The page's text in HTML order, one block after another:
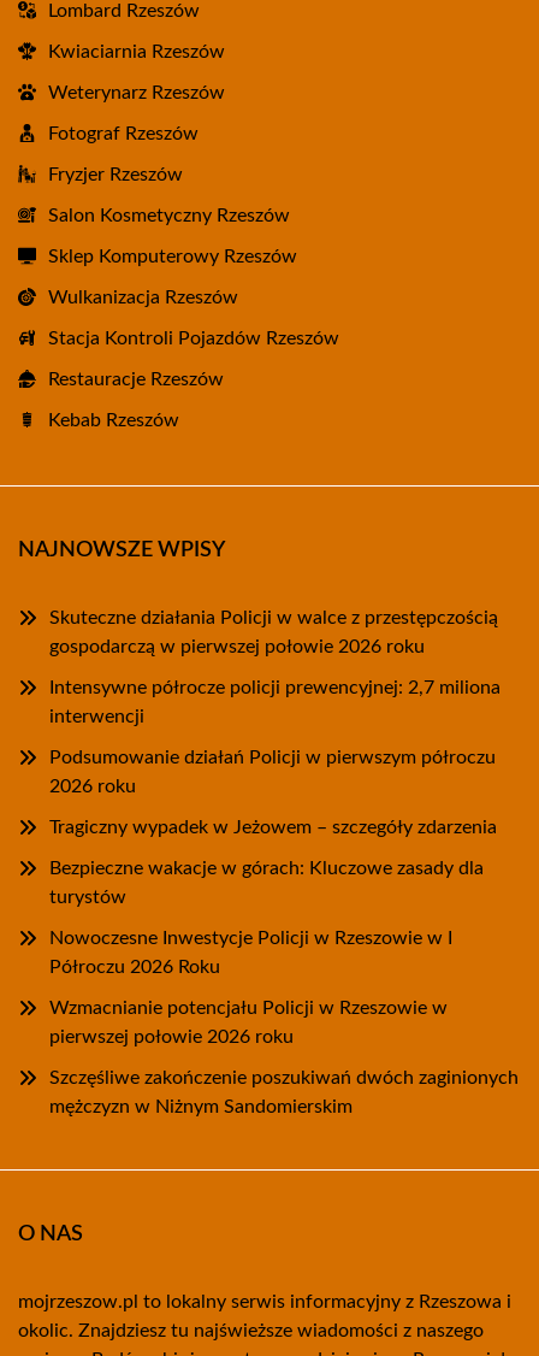
Lombard Rzeszów
Kwiaciarnia Rzeszów
Weterynarz Rzeszów
Fotograf Rzeszów
Fryzjer Rzeszów
Salon Kosmetyczny Rzeszów
Sklep Komputerowy Rzeszów
Wulkanizacja Rzeszów
Stacja Kontroli Pojazdów Rzeszów
Restauracje Rzeszów
Kebab Rzeszów
NAJNOWSZE WPISY
Skuteczne działania Policji w walce z przestępczością
gospodarczą w pierwszej połowie 2026 roku
Intensywne półrocze policji prewencyjnej: 2,7 miliona
interwencji
Podsumowanie działań Policji w pierwszym półroczu
2026 roku
Tragiczny wypadek w Jeżowem – szczegóły zdarzenia
Bezpieczne wakacje w górach: Kluczowe zasady dla
turystów
Nowoczesne Inwestycje Policji w Rzeszowie w I
Półroczu 2026 Roku
Wzmacnianie potencjału Policji w Rzeszowie w
pierwszej połowie 2026 roku
Szczęśliwe zakończenie poszukiwań dwóch zaginionych
mężczyzn w Niżnym Sandomierskim
O NAS
mojrzeszow.pl to lokalny serwis informacyjny z Rzeszowa i
okolic. Znajdziesz tu najświeższe wiadomości z naszego